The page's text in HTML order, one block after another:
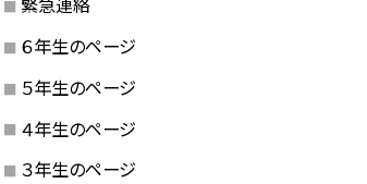
６年生のページ
５年生のページ
４年生のページ
３年生のページ